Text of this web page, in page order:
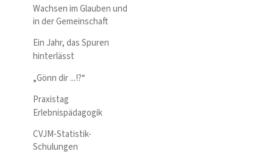
Wachsen im Glauben und
in der Gemeinschaft
Ein Jahr, das Spuren
hinterlässt
„Gönn dir ...!?“
Praxistag
Erlebnispädagogik
CVJM-Statistik-
Schulungen